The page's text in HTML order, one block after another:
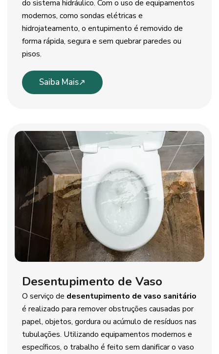
do sistema hidráulico. Com o uso de equipamentos
modernos, como sondas elétricas e
hidrojateamento, o entupimento é removido de
forma rápida, segura e sem quebrar paredes ou
pisos.
Saiba Mais
Desentupimento de Vaso
O serviço de desentupimento de vaso sanitário
é realizado para remover obstruções causadas por
papel, objetos, gordura ou acúmulo de resíduos nas
tubulações. Utilizando equipamentos modernos e
específicos, o trabalho é feito sem danificar o vaso